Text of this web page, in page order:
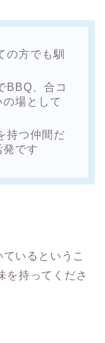
の方でも馴
BBQ、合コ
場として
持つ仲間だ
です
いるというこ
を持ってくださ